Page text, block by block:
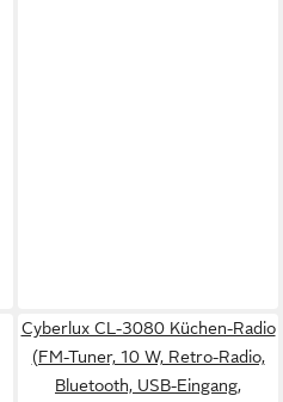
Cyberlux CL-3080 Küchen-Radio
(FM-Tuner, 10 W, Retro-Radio,
Bluetooth, USB-Eingang,